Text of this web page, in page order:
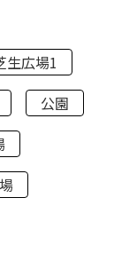
生広場1
公園